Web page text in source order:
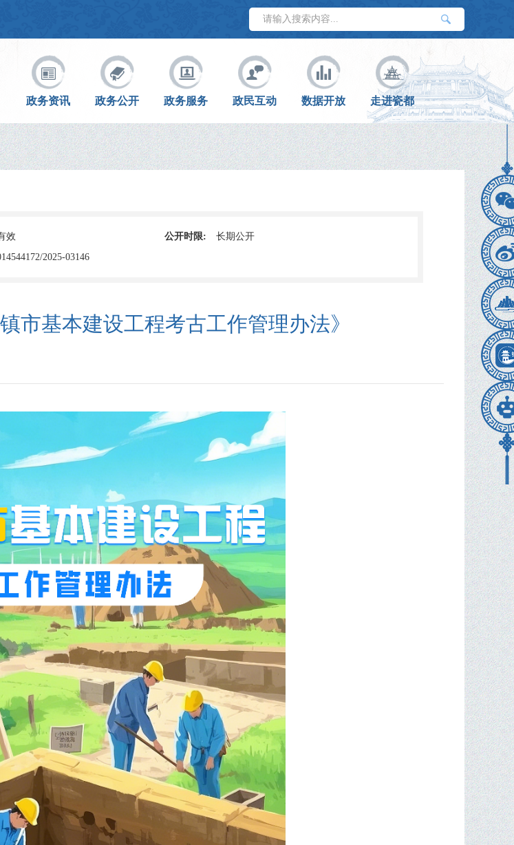
政务资讯 政务公开 政务服务 政民互动 数据开放 走进瓷都
效 公开时限:
长期公开
2025-03146
市基本建设工程考古工作管理办法》